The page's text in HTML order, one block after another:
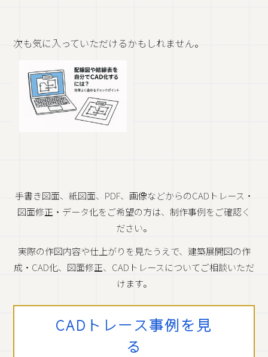
次も気に入っていただけるかもしれません。
手書き図面、紙図面、PDF、画像などからのCADトレース・
図面修正・データ化をご希望の方は、制作事例をご確認く
ださい。
実際の作図内容や仕上がりを見たうえで、建築展開図の作
成・CAD化、図面修正、CADトレースについてご相談いただ
けます。
CADトレース事例を見
る